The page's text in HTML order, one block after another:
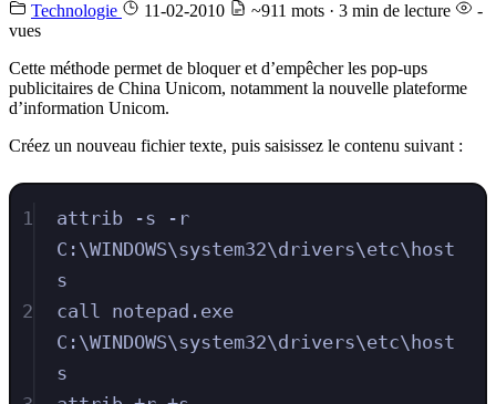
Technologie 11-02-2010 ~911 mots · 3 min de lecture
-
vues
Cette méthode permet de bloquer et d’empêcher les pop-ups
publicitaires de China Unicom, notamment la nouvelle plateforme
d’information Unicom.
Créez un nouveau fichier texte, puis saisissez le contenu suivant :
1
attrib -s -r
C:\WINDOWS\system32\drivers\etc\host
s
2
call notepad.exe
C:\WINDOWS\system32\drivers\etc\host
s